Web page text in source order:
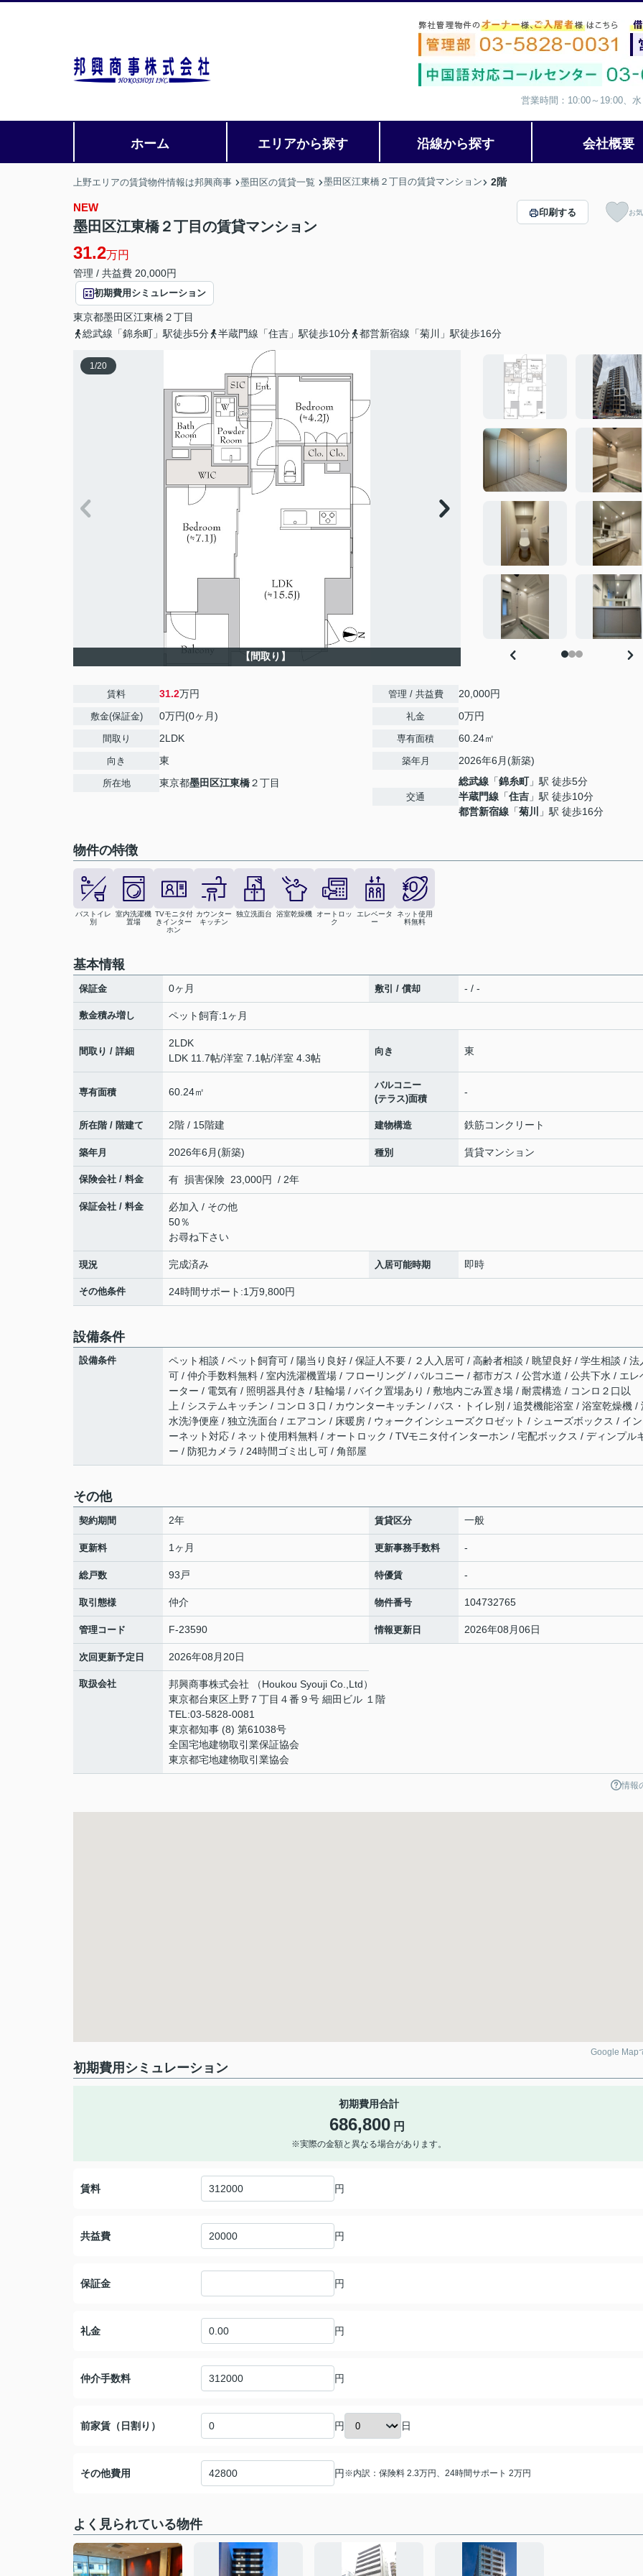
営業時間：10:00～19:00、
ホーム エリアから探す 沿線から探す 会社概要
上野エリアの賃貸物件情報は邦興商事 墨田区の賃貸一覧 墨田区江東橋２丁目の賃貸マンション 2階
NEW
墨田区江東橋２丁目の賃貸マンション
31.2万円
管理 / 共益費 20,000円
初期費用シミュレーション
東京都墨田区江東橋２丁目
総武線「錦糸町」駅徒歩5分
半蔵門線「住吉」駅徒歩10分 都営新宿線「菊川」駅徒歩16分
印刷する お
1/20
【間取り】
賃料 31.2万円
敷金(保証金) 0万円(0ヶ月)
間取り 2LDK
向き 東
所在地 東京都墨田区江東橋２丁目
管理 / 共益費 20,000円
礼金 0万円
専有面積 60.24㎡
築年月 2026年6月(新築)
交通
総武線 「錦糸町」駅 徒歩5分
半蔵門線 「住吉 」駅 徒歩10分
都営新宿線 「菊川 」駅 徒歩16分
物件の特徴
バストイレ
別
室内洗濯機
置場
TVモニタ付
きインター
ホン
カウンター
キッチン
独立洗面台 浴室乾燥機
オートロッ
ク
エレベータ
ー
ネット使用
料無料
基本情報
保証金 0ヶ月 敷引 / 償却 - / -
敷金積み増し ペット飼育:1ヶ月
間取り / 詳細
2LDK
LDK 11.7帖/洋室 7.1帖/洋室 4.3帖
向き 東
専有面積 60.24㎡
バルコニー
(テラス)面積
-
所在階 / 階建て 2階 / 15階建 建物構造 鉄筋コンクリート
築年月 2026年6月(新築) 種別 賃貸マンション
保険会社 / 料金 有 損害保険 23,000円 / 2年
保証会社 / 料金
必加入 / その他
50％
お尋ね下さい
現況 完成済み 入居可能時期 即時
その他条件 24時間サポート:1万9,800円
設備条件
設備条件
ペット相談 / ペット飼育可 / 陽当り良好 / 保証人不要 / ２人入居可 / 高齢者相談 / 眺望良好 / 学生相談 / 法
可 / 仲介手数料無料 / 室内洗濯機置場 / フローリング / バルコニー / 都市ガス / 公営水道 / 公共下水 / エレ
ーター / 電気有 / 照明器具付き / 駐輪場 / バイク置場あり / 敷地内ごみ置き場 / 耐震構造 / コンロ２口以
上 / システムキッチン / コンロ３口 / カウンターキッチン / バス・トイレ別 / 追焚機能浴室 / 浴室乾燥機 /
水洗浄便座 / 独立洗面台 / エアコン / 床暖房 / ウォークインシューズクロゼット / シューズボックス / イ
ーネット対応 / ネット使用料無料 / オートロック / TVモニタ付インターホン / 宅配ボックス / ディンプル
ー / 防犯カメラ / 24時間ゴミ出し可 / 角部屋
その他
契約期間 2年 賃貸区分 一般
更新料 1ヶ月 更新事務手数料 -
総戸数 93戸 特優賃 -
取引態様 仲介 物件番号 104732765
管理コード F-23590 情報更新日 2026年08月06日
次回更新予定日 2026年08月20日
取扱会社
邦興商事株式会社 （Houkou Syouji Co.,Ltd）
東京都台東区上野７丁目４番９号 細田ビル １階
TEL:03-5828-0081
東京都知事 (8) 第61038号
全国宅地建物取引業保証協会
東京都宅地建物取引業協会
情報
Google Map
初期費用シミュレーション
初期費用合計
686,800 円
※実際の金額と異なる場合があります。
賃料 円
共益費 円
保証金 円
礼金 円
仲介手数料 円
前家賃（日割り） 円 日
その他費用 円 ※内訳：保険料 2.3万円、24時間サポート 2万円
よく見られている物件